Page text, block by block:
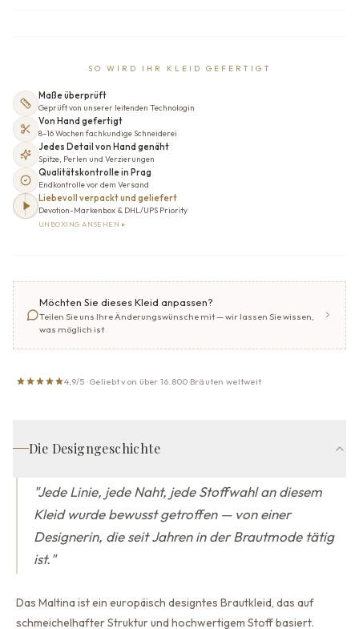
SO WIRD IHR KLEID GEFERTIGT
Maße überprüft
Geprüft von unserer leitenden Technologin
Von Hand gefertigt
8–16 Wochen fachkundige Schneiderei
Jedes Detail von Hand genäht
Spitze, Perlen und Verzierungen
Qualitätskontrolle in Prag
Endkontrolle vor dem Versand
Liebevoll verpackt und geliefert
Devotion-Markenbox & DHL/UPS Priority
UNBOXING ANSEHEN ▸
Möchten Sie dieses Kleid anpassen?
Teilen Sie uns Ihre Änderungswünsche mit — wir lassen Sie wissen,
was möglich ist
4,9/5 · Geliebt von über 16.800 Bräuten weltweit
Die Designgeschichte
"Jede Linie, jede Naht, jede Stoffwahl an diesem
Kleid wurde bewusst getroffen — von einer
Designerin, die seit Jahren in der Brautmode tätig
ist."
Das Maltina ist ein europäisch designtes Brautkleid, das auf
schmeichelhafter Struktur und hochwertigem Stoff basiert.